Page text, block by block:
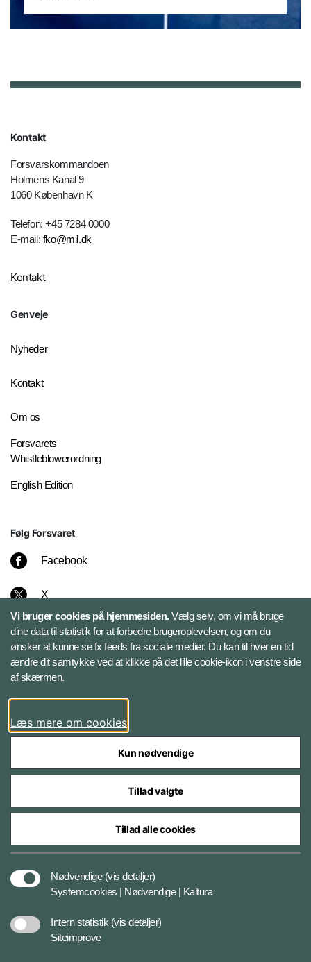
Kontakt
Forsvarskommandoen
Holmens Kanal 9
1060 København K
Telefon: +45 7284 0000
E-mail: fko@mil.dk
Kontakt
Genveje
Nyheder
Kontakt
Om os
Forsvarets
Whistleblowerordning
English Edition
Følg Forsvaret
Facebook
X
Instagram
Bluesky
LinkedIn
Styrelser og myndigheder under Forsvarsministeriet
Vi bruger cookies på hjemmesiden.Vælg selv, om vi må bruge
dine data til statistik for at forbedre brugeroplevelsen, og om du
ønsker at kunne se fx feeds fra sociale medier. Du kan til hver en tid
ændre dit samtykke ved at klikke på det lille cookie-ikon i venstre side
af skærmen.
Læs mere om cookies
Kun nødvendige
Tillad valgte
Tillad alle cookies
Nødvendige (vis detaljer)
Systemcookies | Nødvendige | Kaltura
Intern statistik (vis detaljer)
Siteimprove